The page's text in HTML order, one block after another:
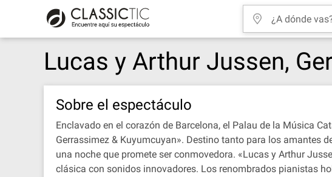
Lucas y Arthur Jussen,
Sobre el espectáculo
Enclavado en el corazón de Barcelona, el Palau de la Música
Gerrassimez & Kuyumcuyan». Destino tanto para los amantes
una noche que promete ser conmovedora. «Lucas y Arthur
clásica con sonidos innovadores. Los renombrados pianistas